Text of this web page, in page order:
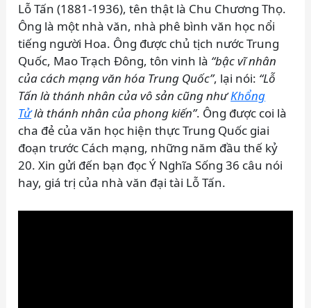
Lỗ Tấn (1881-1936), tên thật là Chu Chương Thọ.
Ông là một nhà văn, nhà phê bình văn học nổi
tiếng người Hoa. Ông được chủ tịch nước Trung
Quốc, Mao Trạch Đông, tôn vinh là “bậc vĩ nhân
của cách mạng văn hóa Trung Quốc”, lại nói: “Lỗ
Tấn là thánh nhân của vô sản cũng nhưKhổng
Tửlà thánh nhân của phong kiến”. Ông được coi là
cha đẻ của văn học hiện thực Trung Quốc giai
đoạn trước Cách mạng, những năm đầu thế kỷ
20. Xin gửi đến bạn đọc Ý Nghĩa Sống 36 câu nói
hay, giá trị của nhà văn đại tài Lỗ Tấn.